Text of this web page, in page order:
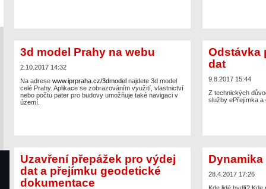
3d model Prahy na webu
2.10.2017 14:32
Na adrese www.iprpraha.cz/3dmodel najdete 3d model
celé Prahy. Aplikace se zobrazováním využití, vlastnictví
nebo počtu pater pro budovy umožňuje také navigaci v
území.
Odstávka
dat
9.8.2017 15:44
Z technických
služby ePřejímka a
Uzavření přepážek pro výdej
dat a přejímku geodetické
dokumentace
28.4.2017 17:26